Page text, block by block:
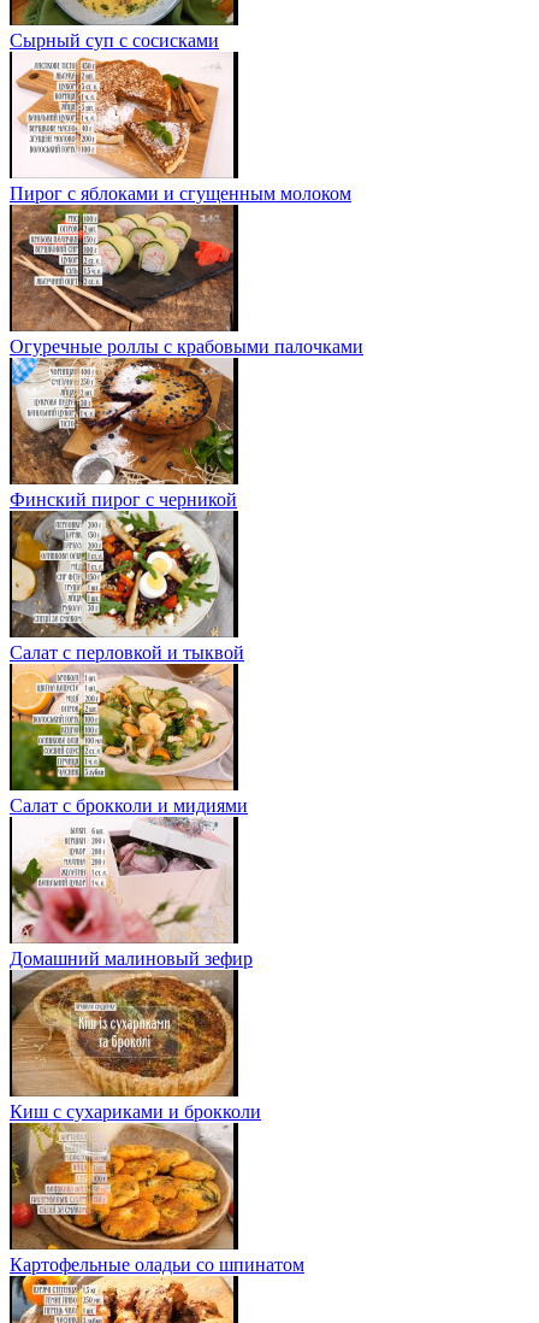
Сырный суп с сосисками
Пирог с яблоками и сгущенным молоком
Огуречные роллы с крабовыми палочками
Финский пирог с черникой
Салат с перловкой и тыквой
Салат с брокколи и мидиями
Домашний малиновый зефир
Киш с сухариками и брокколи
Картофельные оладьи со шпинатом